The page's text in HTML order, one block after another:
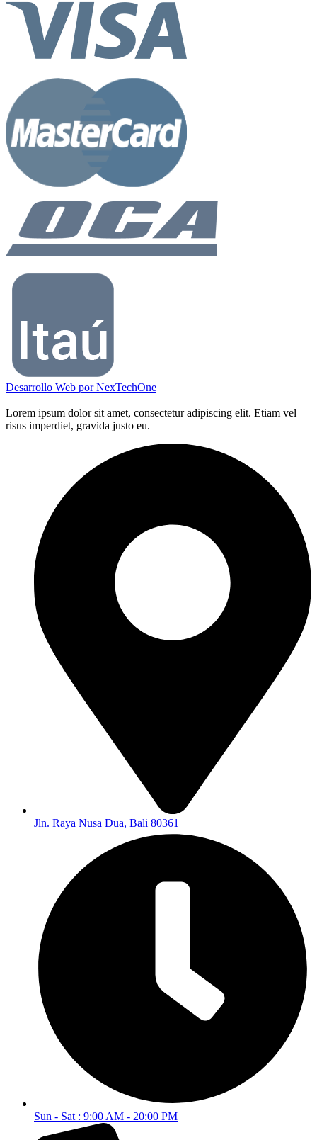
Desarrollo Web porNexTechOne
Lorem ipsum dolor sit amet, consectetur adipiscing elit. Etiam vel
risus imperdiet, gravida justo eu.
Jln. Raya Nusa Dua, Bali 80361
Sun - Sat : 9:00 AM - 20:00 PM